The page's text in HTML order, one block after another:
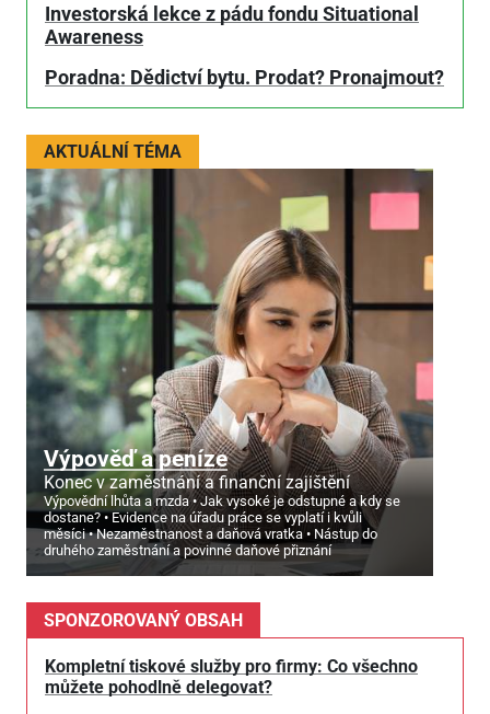
Investorská lekce z pádu fondu Situational
Awareness
Poradna: Dědictví bytu. Prodat? Pronajmout?
AKTUÁLNÍ TÉMA
Výpověď a peníze
Konec v zaměstnání a finanční zajištění
Výpovědní lhůta a mzda
Jak vysoké je odstupné a kdy se
dostane?
Evidence na úřadu práce se vyplatí i kvůli
měsíci
Nezaměstnanost a daňová vratka
Nástup do
druhého zaměstnání a povinné daňové přiznání
SPONZOROVANÝ OBSAH
Kompletní tiskové služby pro firmy: Co všechno
můžete pohodlně delegovat?